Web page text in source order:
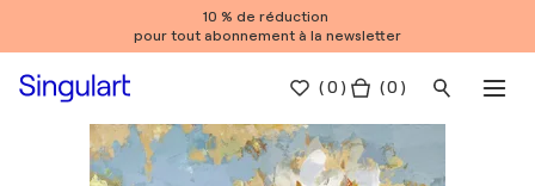
10 % de réduction
pour tout abonnement à la newsletter
(0 ) ( 0 )